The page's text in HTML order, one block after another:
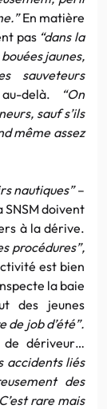
En matière
pas “dans la
jaunes,
sauveteurs
delà. “On
sauf s’ils
même assez
nautiques”–
SNSM doivent
à la dérive.
procédures”,
est bien
la baie
des jeunes
de job d’été”.
de dériveur…
accidents liés
des
rare mais